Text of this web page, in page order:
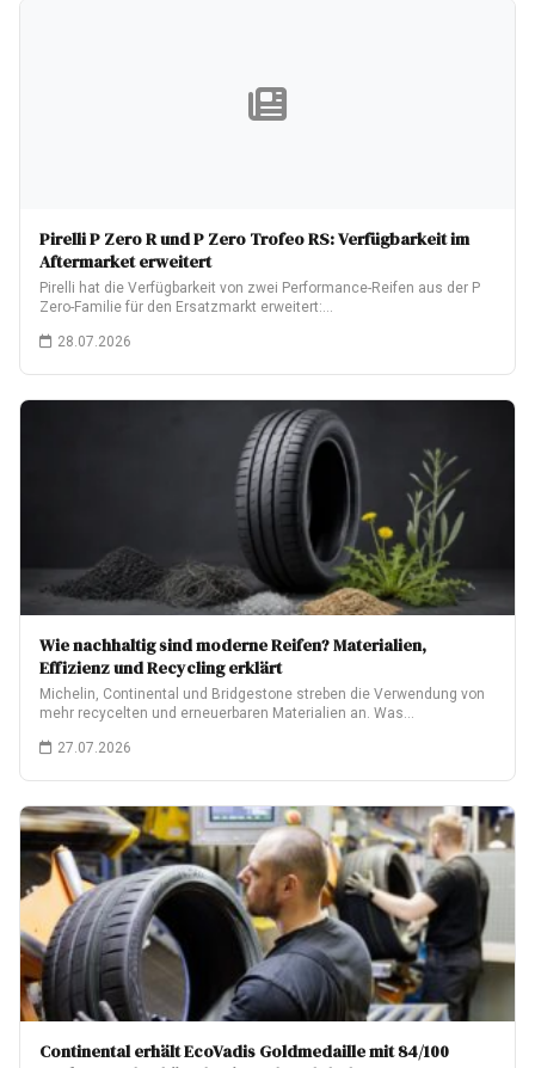
Pirelli P Zero R und P Zero Trofeo RS: Verfügbarkeit im
Aftermarket erweitert
Pirelli hat die Verfügbarkeit von zwei Performance-Reifen aus der P
Zero-Familie für den Ersatzmarkt erweitert:…
28.07.2026
Wie nachhaltig sind moderne Reifen? Materialien,
Effizienz und Recycling erklärt
Michelin, Continental und Bridgestone streben die Verwendung von
mehr recycelten und erneuerbaren Materialien an. Was…
27.07.2026
Continental erhält EcoVadis Goldmedaille mit 84/100